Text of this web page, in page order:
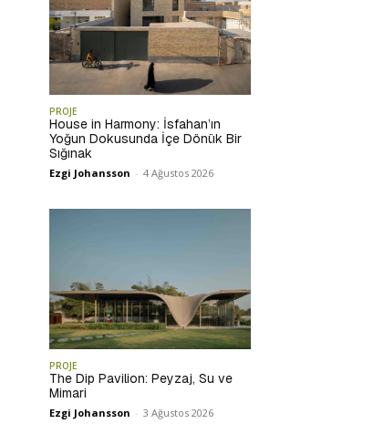
PROJE
House in Harmony: İsfahan’ın
Yoğun Dokusunda İçe Dönük Bir
Sığınak
Ezgi Johansson - 4 Ağustos 2026
PROJE
The Dip Pavilion: Peyzaj, Su ve
Mimari
Ezgi Johansson - 3 Ağustos 2026